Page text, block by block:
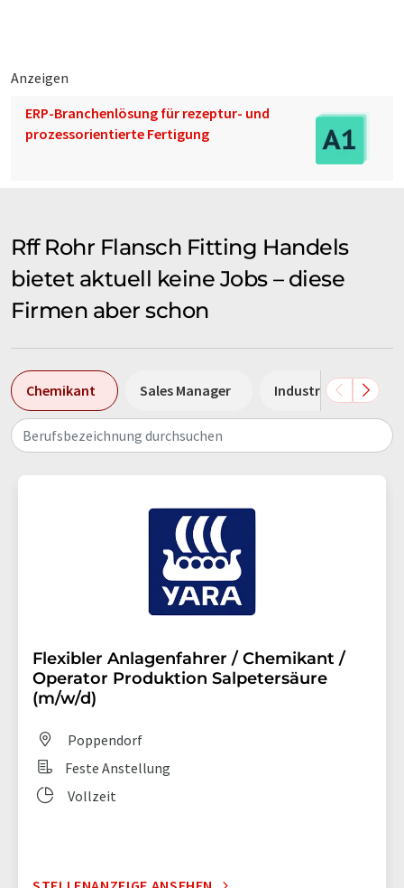
Anzeigen
ERP-Branchenlösung für rezeptur- und
prozessorientierte Fertigung
Rff Rohr Flansch Fitting Handels
bietet aktuell keine Jobs – diese
Firmen aber schon
Chemikant Sales Manager
Berufsbezeichnung durchsuchen
Flexibler Anlagenfahrer / Chemikant /
Operator Produktion Salpetersäure
(m/w/d)
Poppendorf
Feste Anstellung
Vollzeit